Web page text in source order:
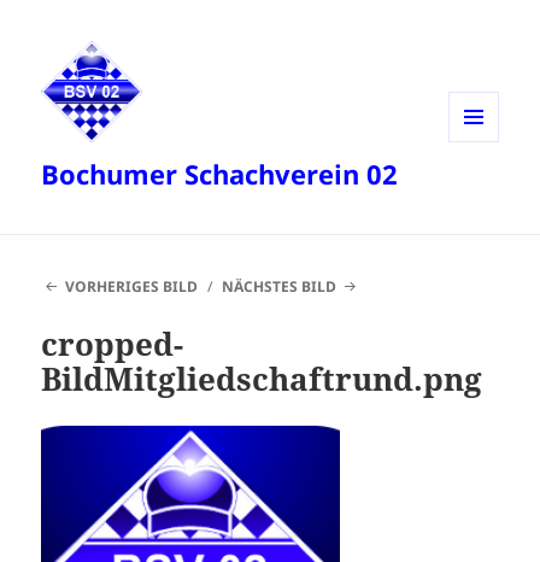
Bochumer Schachverein 02
VORHERIGES BILD NÄCHSTES BILD
cropped-
BildMitgliedschaftrund.png